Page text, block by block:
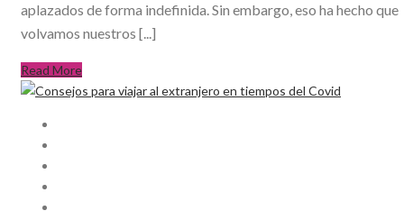
aplazados de forma indefinida. Sin embargo, eso ha hecho que
volvamos nuestros [...]
Read More